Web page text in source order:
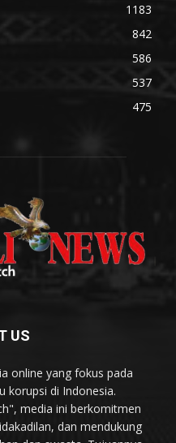
1183
842
586
537
475
US
online yang fokus pada
korupsi di Indonesia.
media ini berkomitmen
dan mendukung